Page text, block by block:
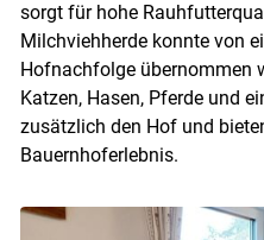
sorgt für hohe
Milchviehherde konnte von
Hofnachfolge übernommen
Katzen, Hasen, Pferde und
zusätzlich den Hof und
Bauernhoferlebnis.